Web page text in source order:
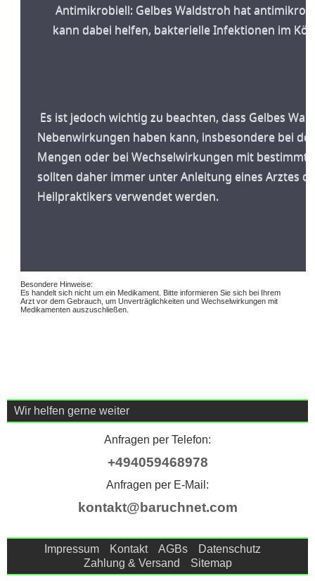
Antimikrobiell: Gelbes Waldstroh hat antimikrobielle Eigenschaften und
kann dabei helfen, bakterielle Infektionen im
Nebenwirkungen haben kann, insbesondere bei
Mengen oder bei Wechselwirkungen mit
sollten daher immer unter Anleitung eines Arztes
Heilpraktikers verwendet werden.
Besondere Hinweise:
Es handelt sich nicht um ein Medikament. Bitte informieren Sie sich bei Ihrem
Arzt vor dem Gebrauch, um Unverträglichkeiten und Wechselwirkungen mit
Medikamenten auszuschließen.
Wir helfen gerne weiter
Anfragen per Telefon:
+494059468978
Anfragen per E-Mail:
kontakt@baruchnet.com
Impressum Kontakt AGBs
Datenschutz
Zahlung & Versand
Sitemap